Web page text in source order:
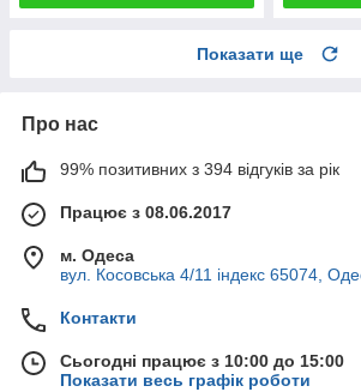
Показати ще
Про нас
99% позитивних з 394 відгуків за рік
Працює з 08.06.2017
м. Одеса
вул. Косовська 4/11 індекс 65074,
Контакти
Сьогодні працює з 10:00 до 15:00
Показати весь графік роботи